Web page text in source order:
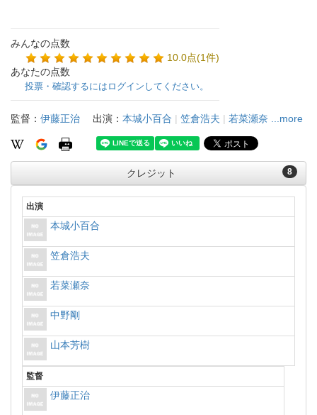
みんなの点数
10.0点(1件)
あなたの点数
投票・確認するにはログインしてください。
監督： 伊藤正治 出演： 本城小百合 | 笠倉浩夫 | 若菜瀬奈 ...more
8
クレジット
出演
本城小百合
笠倉浩夫
若菜瀬奈
中野剛
山本芳樹
監督
伊藤正治